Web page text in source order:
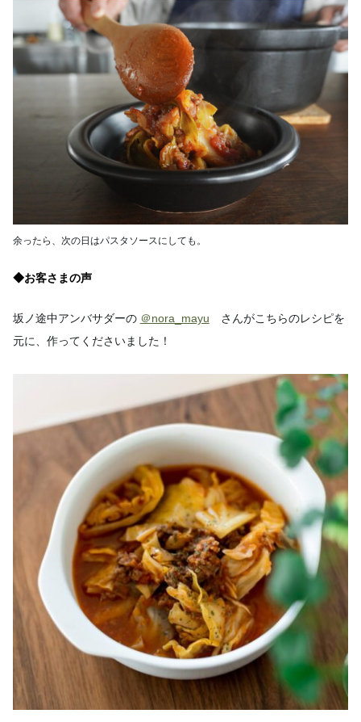
余ったら、次の日はパスタソースにしても。
◆お客さまの声
坂ノ途中アンバサダーの ＠nora_mayu さんがこちらのレシピを
元に、作ってくださいました！